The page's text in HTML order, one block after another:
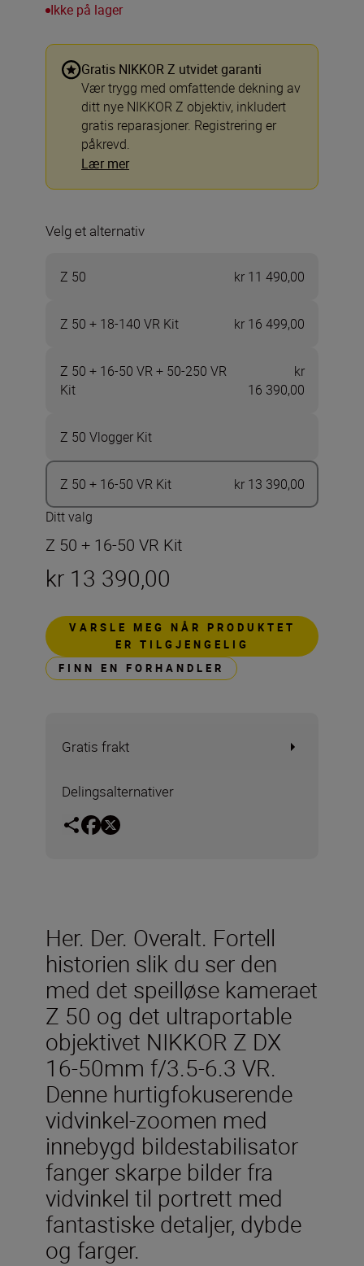
Ikke på lager
Gratis NIKKOR Z utvidet garanti
Vær trygg med omfattende dekning av
ditt nye NIKKOR Z objektiv, inkludert
gratis reparasjoner. Registrering er
påkrevd.
Lær mer
Velg et alternativ
Z 50 kr 11 490,00
Z 50 + 18-140 VR Kit kr 16 499,00
Z 50 + 16-50 VR + 50-250 VR
Kit
kr
16 390,00
Z 50 Vlogger Kit
Z 50 + 16-50 VR Kit
kr 13 390,00
Ditt valg
Z 50 + 16-50 VR Kit
kr 13 390,00
VARSLE MEG NÅR PRODUKTET
ER TILGJENGELIG
FINN EN FORHANDLER
Gratis frakt
Delingsalternativer
Her. Der. Overalt. Fortell
historien slik du ser den
med det speilløse kameraet
Z 50 og det ultraportable
objektivet NIKKOR Z DX
16-50mm f/3.5-6.3 VR.
Denne hurtigfokuserende
vidvinkel-zoomen med
innebygd bildestabilisator
fanger skarpe bilder fra
vidvinkel til portrett med
fantastiske detaljer, dybde
og farger.